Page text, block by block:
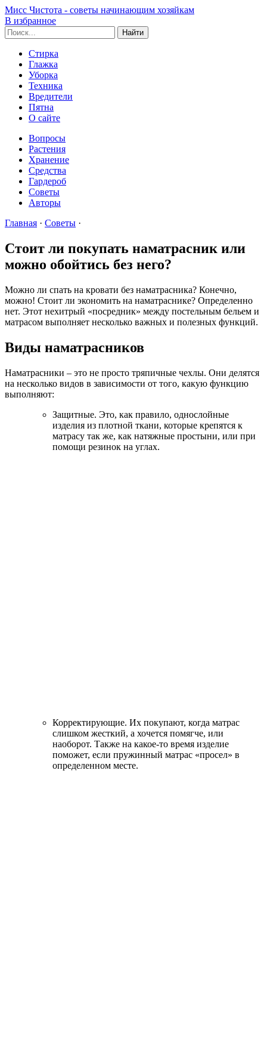
Мисс Чистота - советы начинающим хозяйкам
В избранное
Стирка
Глажка
Уборка
Техника
Вредители
Пятна
О сайте
Вопросы
Растения
Хранение
Средства
Гардероб
Советы
Авторы
Главная · Советы ·
Стоит ли покупать наматрасник или
можно обойтись без него?
Можно ли спать на кровати без наматрасника? Конечно,
можно! Стоит ли экономить на наматраснике? Определенно
нет. Этот нехитрый «посредник» между постельным бельем и
матрасом выполняет несколько важных и полезных функций.
Виды наматрасников
Наматрасники – это не просто тряпичные чехлы. Они делятся
на несколько видов в зависимости от того, какую функцию
выполняют:
Защитные. Это, как правило, однослойные
изделия из плотной ткани, которые крепятся к
матрасу так же, как натяжные простыни, или при
помощи резинок на углах.
Корректирующие. Их покупают, когда матрас
слишком жесткий, а хочется помягче, или
наоборот. Также на какое-то время изделие
поможет, если пружинный матрас «просел» в
определенном месте.